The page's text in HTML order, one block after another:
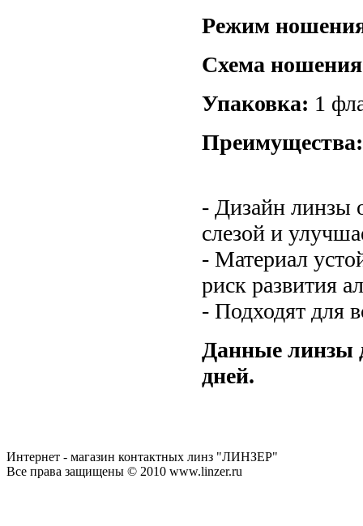
Режим
Схема
Упаковка: 1
Преимущества:
- Дизайн линзы
слезой и
- Материал
риск развития
- Подходят для
Данные линзы
дней.
Интернет - магазин контактных линз "ЛИНЗЕР"
Все права защищены © 2010 www.linzer.ru